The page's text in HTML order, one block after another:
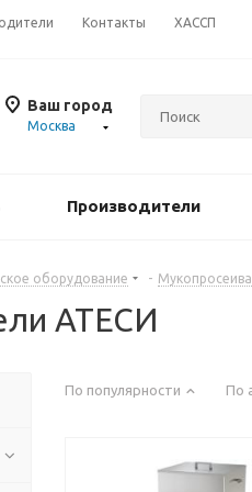
Контакты ХАССП
Ваш город
Москва
Производители
оборудование -
АТЕСИ
По популярности По